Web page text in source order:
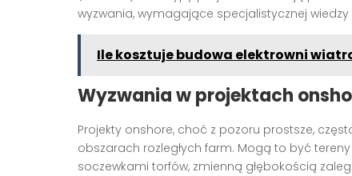
wyzwania, wymagające specjalistycznej
Ile kosztuje budowa elektrowni
Wyzwania w projektach
Projekty onshore, choć z pozoru prostsze,
obszarach rozległych farm. Mogą to być
soczewkami torfów, zmienną głębokością